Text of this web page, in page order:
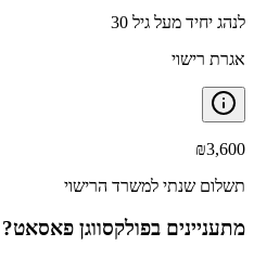
לנהג יחיד מעל גיל 30
אגרת רישוי
₪3,600
תשלום שנתי למשרד הרישוי
מתעניינים בפולקסווגן פאסאט?